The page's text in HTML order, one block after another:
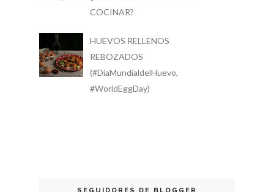
COCINAR?
HUEVOS RELLENOS
REBOZADOS
(#DíaMundialdelHuevo,
#WorldEggDay)